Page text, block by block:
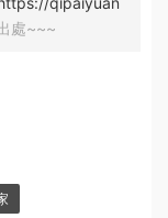
處~~~